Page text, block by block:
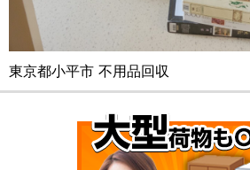
東京都小平市 不用品回収